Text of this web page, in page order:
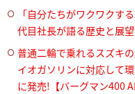
「自分たちがワクワクす
代目社長が語る歴史と展
普通二輪で乗れるスズキ
イオガソリンに対応して
に発売!【バーグマン400